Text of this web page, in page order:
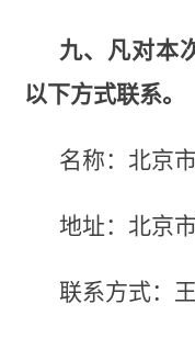
九、凡对本
以下方式联系。
名称：北京
地址：北京
联系方式：王